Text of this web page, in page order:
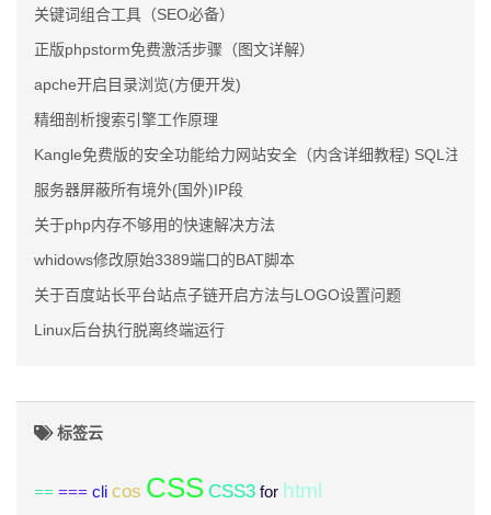
关键词组合工具（SEO必备）
正版phpstorm免费激活步骤（图文详解）
apche开启目录浏览(方便开发)
精细剖析搜索引擎工作原理
Kangle免费版的安全功能给力网站安全（内含详细教程) SQL注入
服务器屏蔽所有境外(国外)IP段
关于php内存不够用的快速解决方法
whidows修改原始3389端口的BAT脚本
关于百度站长平台站点子链开启方法与LOGO设置问题
Linux后台执行脱离终端运行
标签云
== === cli cos CSS CSS3 for html